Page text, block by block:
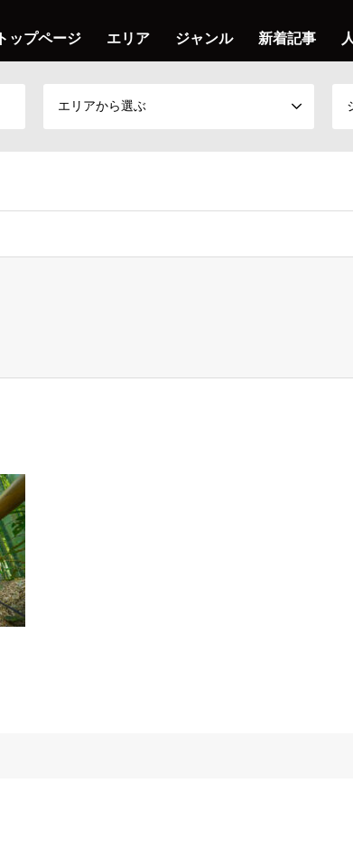
トップページ エリア ジャンル 新着記事
エリアから選ぶ